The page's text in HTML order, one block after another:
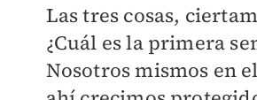
Las tres cosas,
¿Cuál es la primera
Nosotros mismos en